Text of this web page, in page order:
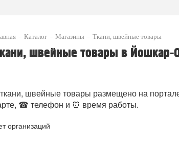
Каталог Магазины Ткани, швейные товары
швейные товары в Йошкар-
швейные товары размещено на
☎ телефон и ⏰ время работы.
организаций